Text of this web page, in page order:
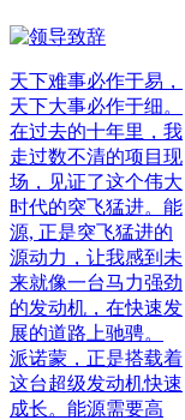
天下难事必作于易，
天下大事必作于细。
在过去的十年里，我
走过数不清的项目现
场，见证了这个伟大
时代的突飞猛进。能
源, 正是突飞猛进的
源动力，让我感到未
来就像一台马力强劲
的发动机，在快速发
展的道路上驰骋。
派诺蒙，正是搭载着
这台超级发动机快速
成长。能源需要高